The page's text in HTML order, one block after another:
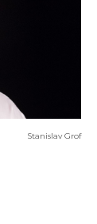
Stanislav Grof